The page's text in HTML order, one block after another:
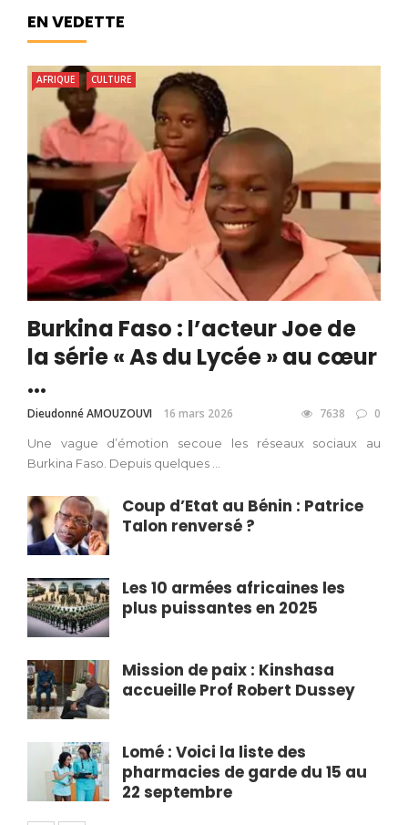
EN VEDETTE
AFRIQUE CULTURE
Burkina Faso : l’acteur Joe de
la série « As du Lycée » au cœur
...
Dieudonné AMOUZOUVI 16 mars 2026 7638 0
Une vague d’émotion secoue les réseaux sociaux au
Burkina Faso. Depuis quelques ...
Coup d’Etat au Bénin : Patrice
Talon renversé ?
Les 10 armées africaines les
plus puissantes en 2025
Mission de paix : Kinshasa
accueille Prof Robert Dussey
Lomé : Voici la liste des
pharmacies de garde du 15 au
22 septembre